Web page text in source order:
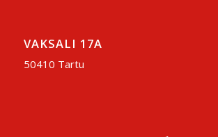
VAKSALI 17A
50410 Tartu